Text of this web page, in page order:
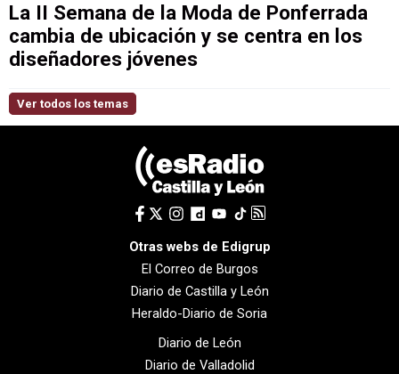
La II Semana de la Moda de Ponferrada
cambia de ubicación y se centra en los
diseñadores jóvenes
Ver todos los temas
Otras webs de Edigrup
El Correo de Burgos
Diario de Castilla y León
Heraldo-Diario de Soria
Diario de León
Diario de Valladolid